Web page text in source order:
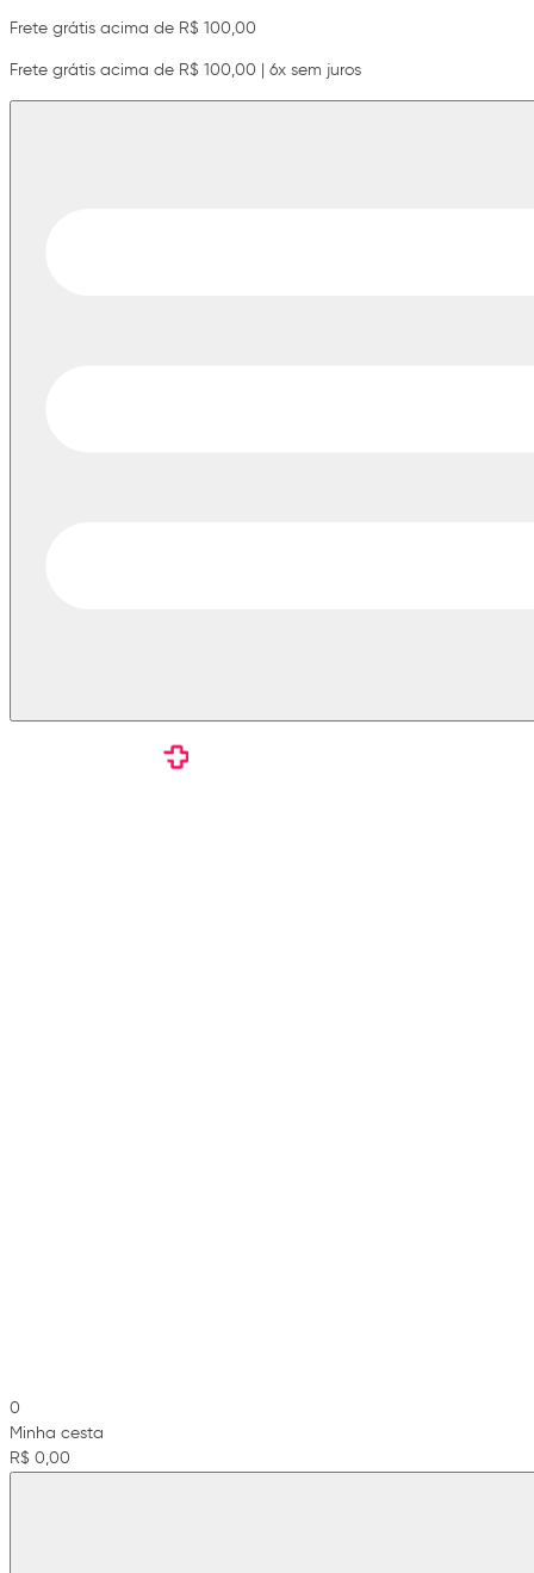
Frete grátis acima de R$ 100,00
Frete grátis acima de R$ 100,00 | 6x sem juros
0
Minha cesta
R$ 0,00